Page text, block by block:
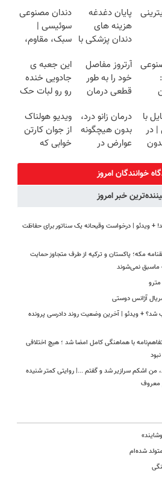
پایان دغدغه
هزینه های
دندان پزشکی با
کننده خانگی
دندان مصنوعی
سوئیسی |
سبک، مقاوم،
رایگان+پرداخت
اقساطی😍
|
آرتروز مفاصل
خود را به طور
قطعی درمان
◗پرسش‌نامه◖
این جعبه ی
جادویی خنده
رو رو لبات حک
خرید40%تخفیف
با
در
درمان زانو درد،
بدون هیچگونه
عوارض در
(◂پرسش‌نامه)
ویدیو هولناک
از جوان کارتن
خوابی که
خوانندگان امروز
خبر امروز
+ ویدئو | درخواست وقیحانه یک سناتور برای حفاظت
مکه؛ پاکستان و ترکیه از طرف متجاوز حمایت
ماسبق نمی‌شوند
آژانس دوستی
شد؟ + ویدئو | آخرین وضعیت روند دادرسی پرونده
با هماهنگی کامل امضا شد ؛ هیچ اختلافی
من اشکم سرازیر شد و گفتم ...| روایتی کمتر شنیده
معروف
شده‌ام